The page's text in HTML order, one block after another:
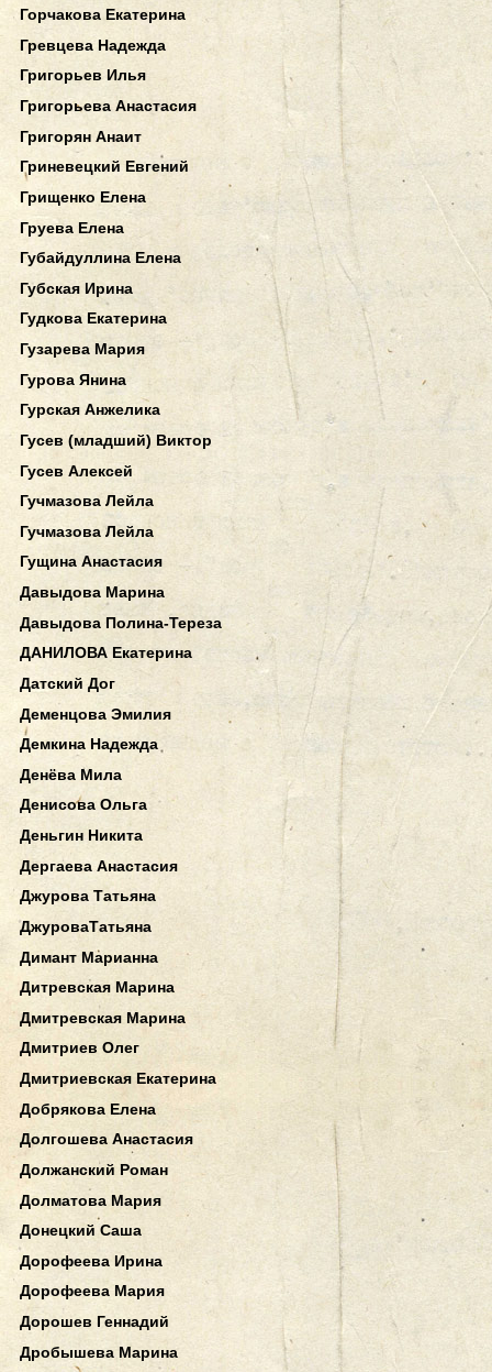
Горчакова Екатерина
Гревцева Надежда
Григорьев Илья
Григорьева Анастасия
Григорян Анаит
Гриневецкий Евгений
Грищенко Елена
Груева Елена
Губайдуллина Елена
Губская Ирина
Гудкова Екатерина
Гузарева Мария
Гурова Янина
Гурская Анжелика
Гусев (младший) Виктор
Гусев Алексей
Гучмазова Лейла
Гучмазова Лейла
Гущина Анастасия
Давыдова Марина
Давыдова Полина-Тереза
ДАНИЛОВА Екатерина
Датский Дог
Деменцова Эмилия
Демкина Надежда
Денёва Мила
Денисова Ольга
Деньгин Никита
Дергаева Анастасия
Джурова Татьяна
ДжуроваТатьяна
Димант Марианна
Дитревская Марина
Дмитревская Марина
Дмитриев Олег
Дмитриевская Екатерина
Добрякова Елена
Долгошева Анастасия
Должанский Роман
Долматова Мария
Донецкий Саша
Дорофеева Ирина
Дорофеева Мария
Дорошев Геннадий
Дробышева Марина